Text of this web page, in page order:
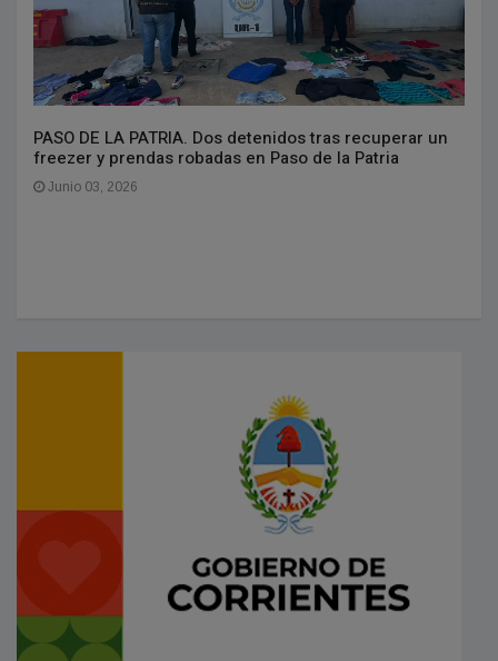
PASO DE LA PATRIA. Dos detenidos tras recuperar un
freezer y prendas robadas en Paso de la Patria
Junio 03, 2026